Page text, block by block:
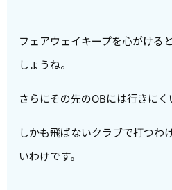
フェアウェイキープを心がける
しょうね。
さらにその先のOBには行きにく
しかも飛ばないクラブで打つわ
いわけです。